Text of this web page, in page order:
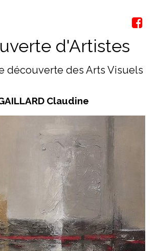
d'Artistes
découverte des Arts Visuels
Claudine